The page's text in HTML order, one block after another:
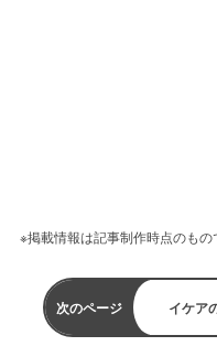
※掲載情報は記事制作時点のもの
次のページ イケア